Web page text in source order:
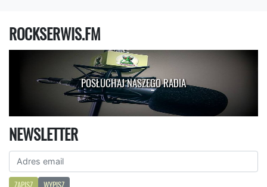
ROCKSERWIS.FM
POSŁUCHAJ NASZEGO RADIA
NEWSLETTER
ZAPISZ WYPISZ